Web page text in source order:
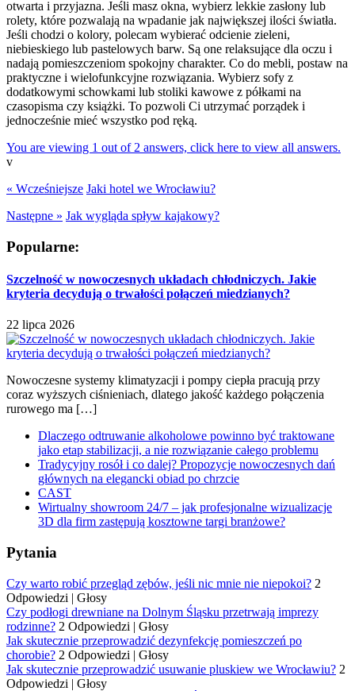
otwarta i przyjazna. Jeśli masz okna, wybierz lekkie zasłony lub
rolety, które pozwalają na wpadanie jak największej ilości światła.
Jeśli chodzi o kolory, polecam wybierać odcienie zieleni,
niebieskiego lub pastelowych barw. Są one relaksujące dla oczu i
nadają pomieszczeniom spokojny charakter. Co do mebli, postaw na
praktyczne i wielofunkcyjne rozwiązania. Wybierz sofy z
dodatkowymi schowkami lub stoliki kawowe z półkami na
czasopisma czy książki. To pozwoli Ci utrzymać porządek i
jednocześnie mieć wszystko pod ręką.
You are viewing 1 out of 2 answers, click here to view all answers.
v
« Wcześniejsze Jaki hotel we Wrocławiu?
Następne » Jak wygląda spływ kajakowy?
Popularne:
Szczelność w nowoczesnych układach chłodniczych. Jakie
kryteria decydują o trwałości połączeń miedzianych?
22 lipca 2026
Nowoczesne systemy klimatyzacji i pompy ciepła pracują przy
coraz wyższych ciśnieniach, dlatego jakość każdego połączenia
rurowego ma […]
Dlaczego odtruwanie alkoholowe powinno być traktowane
jako etap stabilizacji, a nie rozwiązanie całego problemu
Tradycyjny rosół i co dalej? Propozycje nowoczesnych dań
głównych na elegancki obiad po chrzcie
CAST
Wirtualny showroom 24/7 – jak profesjonalne wizualizacje
3D dla firm zastępują kosztowne targi branżowe?
Pytania
Czy warto robić przegląd zębów, jeśli nic mnie nie niepokoi? 2
Odpowiedzi | Głosy
Czy podłogi drewniane na Dolnym Śląsku przetrwają imprezy
rodzinne? 2 Odpowiedzi | Głosy
Jak skutecznie przeprowadzić dezynfekcję pomieszczeń po
chorobie? 2 Odpowiedzi | Głosy
Jak skutecznie przeprowadzić usuwanie pluskiew we Wrocławiu? 2
Odpowiedzi | Głosy